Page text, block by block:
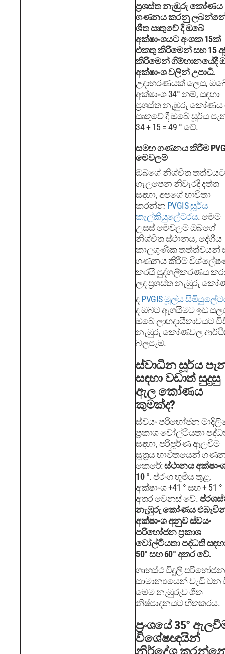
ප්‍රශස්ත නැඹුරු කෝණය
ගණනය කරනු
ශීත ඍතුවේ දී ඔබේ
අක්ෂාංශයට අංශක 15ක්
එකතු කිරීමෙන් සහ 15
කිරීමෙන් ගිම්හානයේදී
අක්ෂාංශ වලින් උපාධි.
උදාහරණයක් ලෙස,
අක්ෂාංශ 34° නම්, සඳහා
ප්‍රශස්ත නැඹුරු කෝණය
ඍතුවේ දී ඔබේ සූර්ය
34 + 15 = 49 ° වේ.
සමඟ ගණනය කිරීම
මෙවලම්
ඔබගේ නිශ්චිත තත්වයට
ගැලපෙන නිවැරදි දත්ත
සඳහා, අපගේ භාවිතා
කරන්න PVGIS සූර්ය
කැල්කියුලේටරය. මෙම
උසස් මෙවලම ඔබගේ
නිශ්චිත ස්ථානය, දේශීය
කාලගුණික තත්ත්වයන්
ගණනය කිරීම්
කරයි පුද්ගලීකරණය
ලද ප්‍රශස්ත නැඹුරු
දPVGIS මූල්ය
ද ඔබට ඇගයීමට ඉඩ
ඔබේ ලාභදායීතාවයට
නැඹුරු කෝණවල
බලපෑම.
ස්වාධීන සූර්ය
සඳහා වඩාත් සුදුසු
ඇල කෝණය
කුමක්ද?
ස්වයං පරිභෝජන
ප්‍රකාශ වෝල්ටීයතා
සඳහා, පරිපූර්ණ ඇලවීම
සූත්‍රය භාවිතයෙන්
කෙරේ:ස්ථානය
10 °. ප්රංශ භූමිය තුළ,
අක්ෂාංශ +41 ° සහ + 51 °
අතර වෙනස් වේ.
නැඹුරු කෝණය
අක්ෂාංශ අනුව ස්වයං
පරිභෝජන ප්‍රකාශ
වෝල්ටීයතා පද්ධති
50° සහ 60° අතර වේ.
ගෘහස්ථ විදුලි
සාමාන්‍යයෙන් වැඩි වන
මෙම නැඹුරුව ශීත
නිෂ්පාදනයට හිතකරය.
ප්‍රංශයේ 35°
විශේෂඥයින්